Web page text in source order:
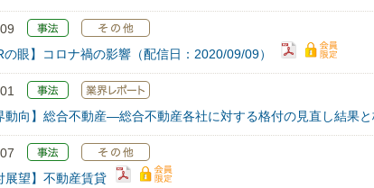
の眼】コロナ禍の影響（配信日：2020/09/09）
動向】総合不動産―総合不動産各社に対する格付の見直し結果
展望】不動産賃貸